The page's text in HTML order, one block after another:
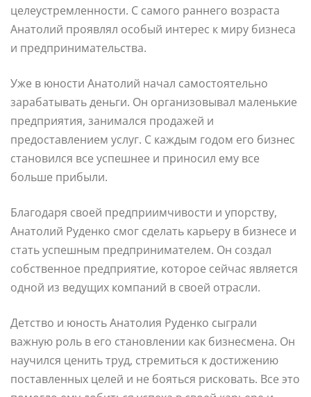
целеустремленности. С самого раннего возраста
Анатолий проявлял особый интерес к миру бизнеса
и предпринимательства.
Уже в юности Анатолий начал самостоятельно
зарабатывать деньги. Он организовывал маленькие
предприятия, занимался продажей и
предоставлением услуг. С каждым годом его бизнес
становился все успешнее и приносил ему все
больше прибыли.
Благодаря своей предприимчивости и упорству,
Анатолий Руденко смог сделать карьеру в бизнесе и
стать успешным предпринимателем. Он создал
собственное предприятие, которое сейчас является
одной из ведущих компаний в своей отрасли.
Детство и юность Анатолия Руденко сыграли
важную роль в его становлении как бизнесмена. Он
научился ценить труд, стремиться к достижению
поставленных целей и не бояться рисковать. Все это